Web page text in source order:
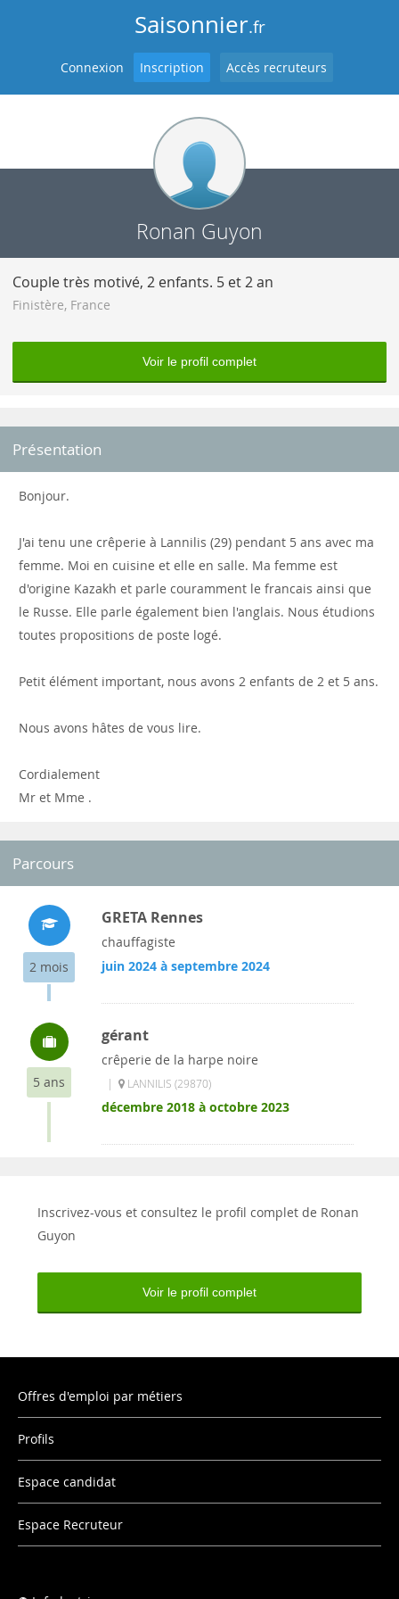
Saisonnier.fr
Connexion Inscription Accès recruteurs
Ronan Guyon
Couple très motivé, 2 enfants. 5 et 2 an
Finistère, France
Voir le profil complet
Présentation
Bonjour.
J'ai tenu une crêperie à Lannilis (29) pendant 5 ans avec ma
femme. Moi en cuisine et elle en salle. Ma femme est
d'origine Kazakh et parle couramment le francais ainsi que
le Russe. Elle parle également bien l'anglais. Nous étudions
toutes propositions de poste logé.
Petit élément important, nous avons 2 enfants de 2 et 5 ans.
Nous avons hâtes de vous lire.
Cordialement
Mr et Mme .
Parcours
2 mois
GRETA Rennes
chauffagiste
juin 2024 à septembre 2024
5 ans
gérant
crêperie de la harpe noire
| LANNILIS (29870)
décembre 2018 à octobre 2023
Inscrivez-vous et consultez le profil complet de Ronan
Guyon
Voir le profil complet
Offres d'emploi par métiers
Profils
Espace candidat
Espace Recruteur